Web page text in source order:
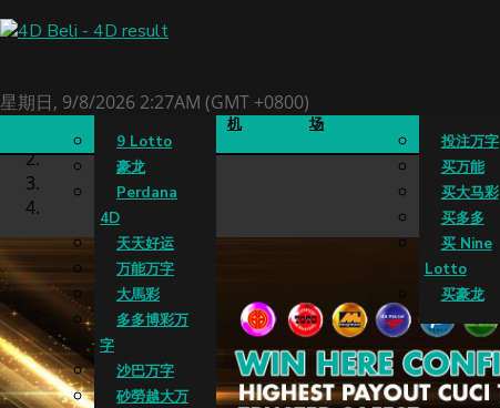
星期日, 9/8/2026 2:27AM (GMT +0800)
4D成绩
9 Lotto
豪龙
Perdana
4D
天天好运
万能万字
大馬彩
多多博彩万
字
沙巴万字
砂勞越大万
老虎
机
场
投注万字
买万能
买大马彩
买多多
买 Nine
Lotto
买豪龙